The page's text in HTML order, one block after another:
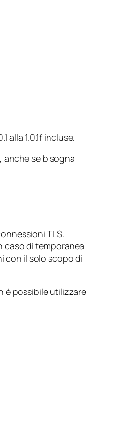
alla 1.0.1f incluse.
, anche se bisogna
TLS.
caso di temporanea
con il solo scopo di
è possibile utilizzare